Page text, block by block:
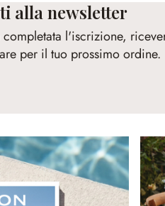
alla newsletter
completata l'iscrizione,
per il tuo prossimo ordine.